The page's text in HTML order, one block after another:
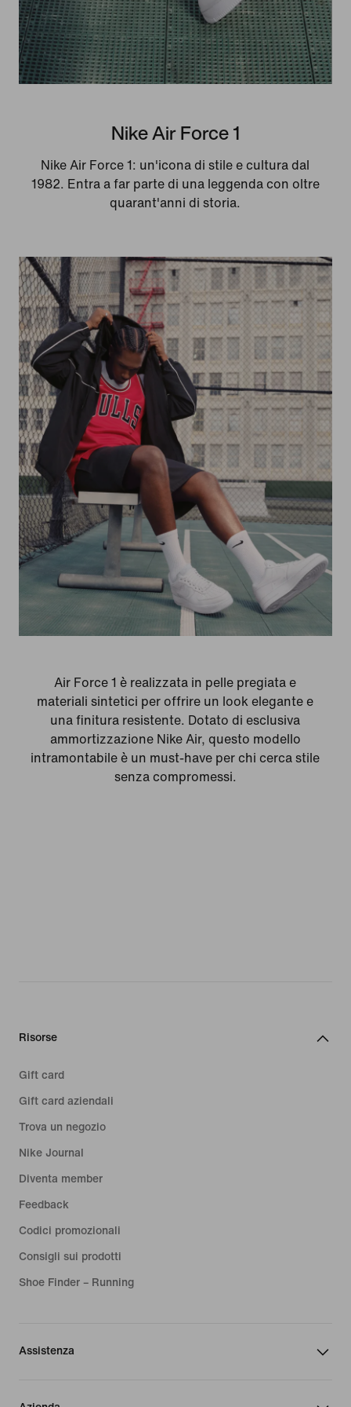
Nike Air Force 1
Nike Air Force 1: un'icona di stile e cultura dal
1982. Entra a far parte di una leggenda con oltre
quarant'anni di storia.
Air Force 1 è realizzata in pelle pregiata e
materiali sintetici per offrire un look elegante e
una finitura resistente. Dotato di esclusiva
ammortizzazione Nike Air, questo modello
intramontabile è un must-have per chi cerca stile
senza compromessi.
Risorse
Gift card
Gift card aziendali
Trova un negozio
Nike Journal
Diventa member
Feedback
Codici promozionali
Consigli sui prodotti
Shoe Finder – Running
Assistenza